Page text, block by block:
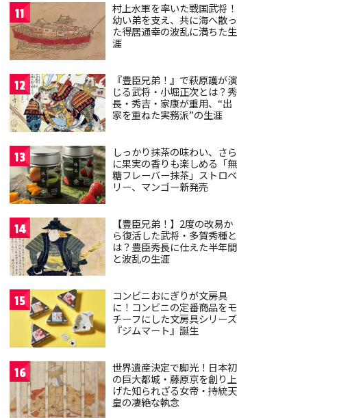
11
村上水軍を率いた戦国武将！
幼い弟を支え、共に海へ散っ
た得居通幸の波乱に満ちた生
涯
12
『豊臣兄弟！』で萩原護が演
じる武将・小堀正次とは？秀
長・秀吉・家康が重用、“出
家を重ねた実務派”の生涯
13
しっかり抹茶の味わい、さら
に果実の香りも楽しめる「無
糖フレーバー抹茶」ストロベ
リー、マンゴー新発売
14
【豊臣兄弟！】2度の改易か
ら復活した武将・多賀秀種と
は？豊臣秀長に仕えた半年間
と波乱の生涯
15
コンビニおにぎりが文房具
に！コンビニの定番商品をモ
チーフにした文房具シリーズ
『ジムマート』誕生
16
世界遺産決定で脚光！日本初
の巨大都城・藤原京を創り上
げた知られざる女帝・持統天
皇の凄絶な執念